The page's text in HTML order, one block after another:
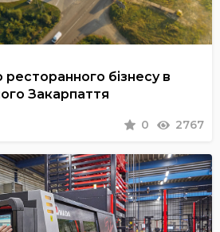
бізнесу в
Закарпаття
0 2767